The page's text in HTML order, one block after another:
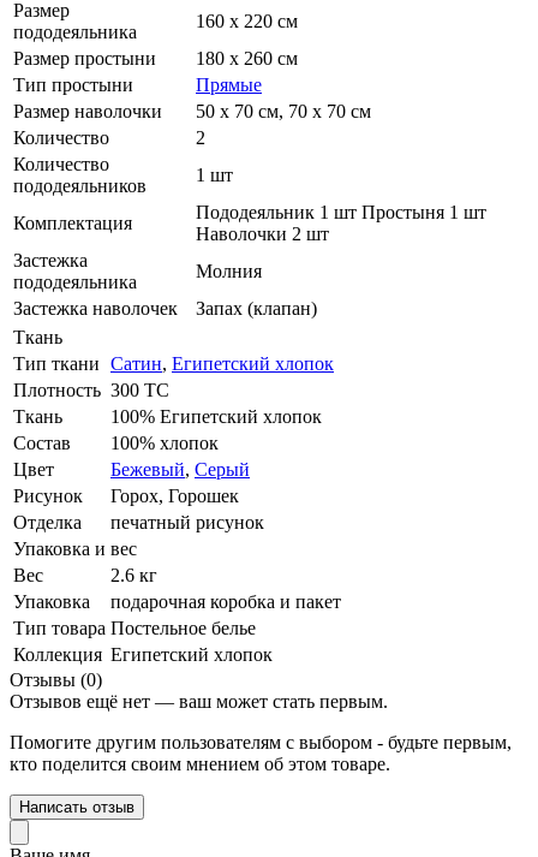
Размер
пододеяльника
160 х 220 см
Размер простыни
180 х 260 см
Тип простыни
Прямые
Размер наволочки
50 х 70 см, 70 х 70 см
Количество
2
Количество
пододеяльников
1 шт
Комплектация
Пододеяльник 1 шт Простыня 1 шт
Наволочки 2 шт
Застежка
пододеяльника
Молния
Застежка наволочек
Запах (клапан)
Ткань
Тип ткани Сатин, Египетский хлопок
Плотность 300 ТС
Ткань
100% Египетский хлопок
Состав
100% хлопок
Цвет
Бежевый, Серый
Рисунок
Горох, Горошек
Отделка
печатный рисунок
Упаковка и вес
Вес
2.6 кг
Упаковка
подарочная коробка и пакет
Тип товара Постельное белье
Коллекция Египетский хлопок
Отзывы (0)
Отзывов ещё нет — ваш может стать первым.
Помогите другим пользователям с выбором - будьте первым,
кто поделится своим мнением об этом товаре.
Написать отзыв